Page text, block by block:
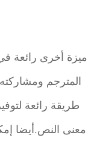
ميزة أخرى رائعة
المترجم
طريقة رائعة
معنى النص.أيضا